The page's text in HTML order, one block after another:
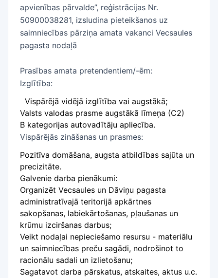
apvienības pārvalde”, reģistrācijas Nr.
50900038281, izsludina pieteikšanos uz
saimniecības pārziņa amata vakanci Vecsaules
pagasta nodaļā
Prasības amata pretendentiem/-ēm:
Izglītība:
​Vispārējā vidējā izglītība vai augstākā;
Valsts valodas prasme augstākā līmeņa (C2)
B kategorijas autovadītāju apliecība.
Vispārējās zināšanas un prasmes:
Pozitīva domāšana, augsta atbildības sajūta un
precizitāte.
Galvenie darba pienākumi:
Organizēt Vecsaules un Dāviņu pagasta
administratīvajā teritorijā apkārtnes
sakopšanas, labiekārtošanas, pļaušanas un
krūmu izciršanas darbus;
Veikt nodaļai nepieciešamo resursu - materiālu
un saimniecības preču sagādi, nodrošinot to
racionālu sadali un izlietošanu;
Sagatavot darba pārskatus, atskaites, aktus u.c.